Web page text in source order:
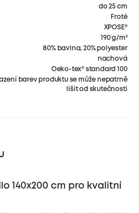
do 25 cm
Froté
XPOSE®
190 g/m²
80% bavlna, 20% polyester
nachová
Oeko-tex® standard 100
barev produktu se může nepatrně
lišit od skutečnosti
140x200 cm pro kvalitní